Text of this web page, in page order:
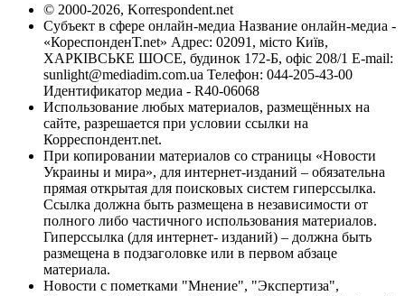
© 2000-2026, Korrespondent.net
Субъект в сфере онлайн-медиа Название онлайн-медиа -
«КореспонденТ.net» Адрес: 02091, місто Київ,
ХАРКІВСЬКЕ ШОСЕ, будинок 172-Б, офіс 208/1 E-mail:
sunlight@mediadim.com.ua Телефон: 044-205-43-00
Идентификатор медиа - R40-06068
Использование любых материалов, размещённых на
сайте, разрешается при условии ссылки на
Корреспондент.net.
При копировании материалов со страницы «Новости
Украины и мира», для интернет-изданий – обязательна
прямая открытая для поисковых систем гиперссылка.
Ссылка должна быть размещена в независимости от
полного либо частичного использования материалов.
Гиперссылка (для интернет- изданий) – должна быть
размещена в подзаголовке или в первом абзаце
материала.
Новости с пометками "Мнение", "Экспертиза",